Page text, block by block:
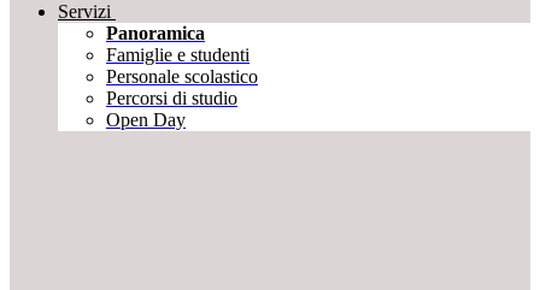
Servizi
Panoramica
Famiglie e studenti
Personale scolastico
Percorsi di studio
Open Day